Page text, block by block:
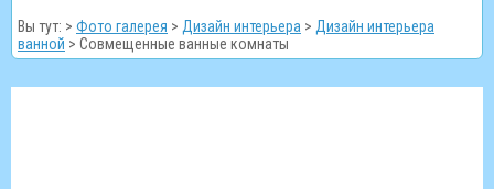
Вы тут: > Фото галерея > Дизайн интерьера > Дизайн интерьера
ванной > Совмещенные ванные комнаты